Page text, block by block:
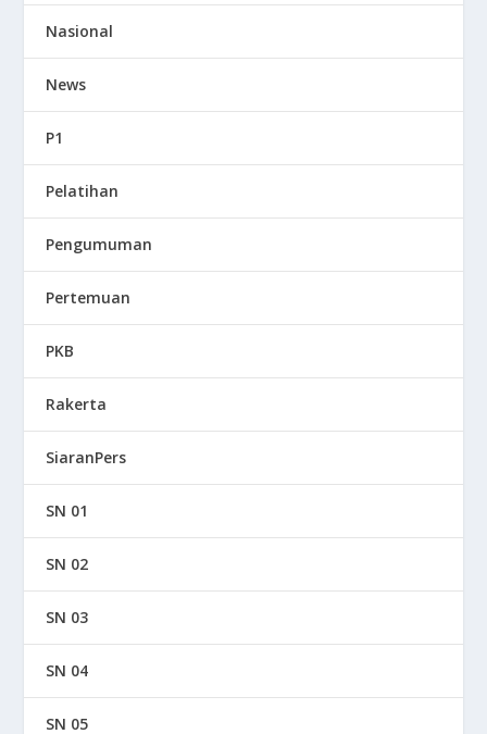
Nasional
News
P1
Pelatihan
Pengumuman
Pertemuan
PKB
Rakerta
SiaranPers
SN 01
SN 02
SN 03
SN 04
SN 05